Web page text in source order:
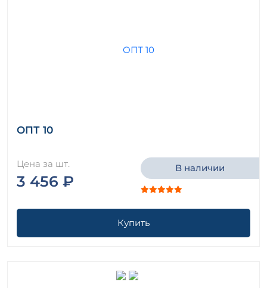
ОПТ 10
Цена за шт.
3 456 ₽
В наличии
Купить